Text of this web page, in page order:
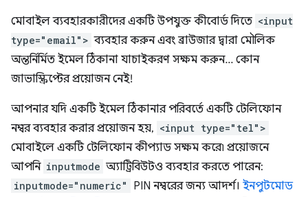
মোবাইল ব্যবহারকারীদের একটি উপযুক্ত কীবোর্ড দিতে <input
type="email"> ব্যবহার করুন এবং ব্রাউজার দ্বারা মৌলিক
অন্তর্নির্মিত ইমেল ঠিকানা যাচাইকরণ সক্ষম করুন... কোন
জাভাস্ক্রিপ্টের প্রয়োজন নেই!
আপনার যদি একটি ইমেল ঠিকানার পরিবর্তে একটি টেলিফোন
নম্বর ব্যবহার করার প্রয়োজন হয়, <input type="tel">
মোবাইলে একটি টেলিফোন কীপ্যাড সক্ষম করে৷ প্রয়োজনে
আপনি inputmode অ্যাট্রিবিউটও ব্যবহার করতে পারেন:
inputmode="numeric" PIN নম্বরের জন্য আদর্শ। ইনপুটমোড